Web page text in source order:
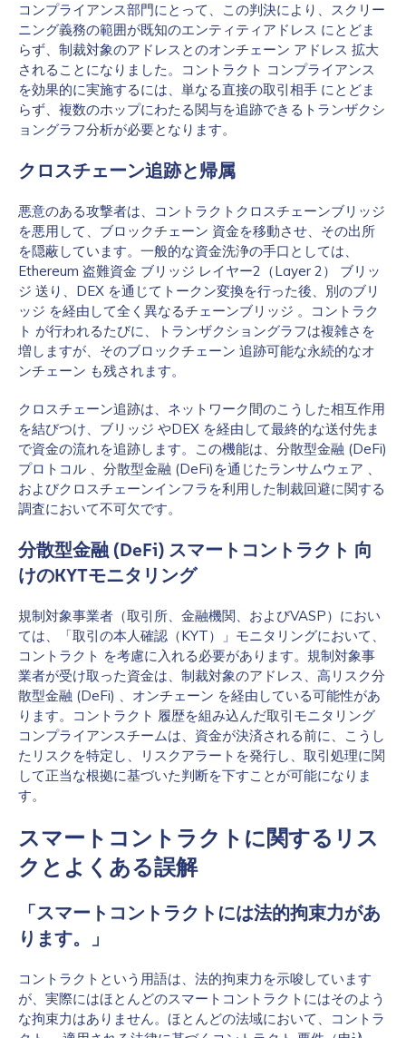
コンプライアンス部門にとって、この判決により、スクリー
ニング義務の範囲が既知のエンティティアドレス にとどま
らず、制裁対象のアドレスとのオンチェーン アドレス 拡大
されることになりました。コントラクト コンプライアンス
を効果的に実施するには、単なる直接の取引相手 にとどま
らず、複数のホップにわたる関与を追跡できるトランザクシ
ョングラフ分析が必要となります。
クロスチェーン追跡と帰属
悪意のある攻撃者は、コントラクトクロスチェーンブリッジ
を悪用して、ブロックチェーン 資金を移動させ、その出所
を隠蔽しています。一般的な資金洗浄の手口としては、
Ethereum 盗難資金 ブリッジ レイヤー2（Layer 2） ブリッ
ジ 送り、DEX を通じてトークン変換を行った後、別のブリ
ッジ を経由して全く異なるチェーンブリッジ 。コントラク
ト が行われるたびに、トランザクショングラフは複雑さを
増しますが、そのブロックチェーン 追跡可能な永続的なオ
ンチェーン も残されます。
クロスチェーン追跡は、ネットワーク間のこうした相互作用
を結びつけ、ブリッジ やDEX を経由して最終的な送付先ま
で資金の流れを追跡します。この機能は、分散型金融 (DeFi)
プロトコル 、分散型金融 (DeFi)を通じたランサムウェア 、
およびクロスチェーンインフラを利用した制裁回避に関する
調査において不可欠です。
分散型金融 (DeFi) スマートコントラクト 向
けのKYTモニタリング
規制対象事業者（取引所、金融機関、およびVASP）におい
ては、「取引の本人確認（KYT）」モニタリングにおいて、
コントラクト を考慮に入れる必要があります。規制対象事
業者が受け取った資金は、制裁対象のアドレス、高リスク分
散型金融 (DeFi) 、オンチェーン を経由している可能性があ
ります。コントラクト 履歴を組み込んだ取引モニタリング
コンプライアンスチームは、資金が決済される前に、こうし
たリスクを特定し、リスクアラートを発行し、取引処理に関
して正当な根拠に基づいた判断を下すことが可能になりま
す。
スマートコントラクトに関するリス
クとよくある誤解
「スマートコントラクトには法的拘束力があ
ります。」
コントラクトという用語は、法的拘束力を示唆しています
が、実際にはほとんどのスマートコントラクトにはそのよう
な拘束力はありません。ほとんどの法域において、コントラ